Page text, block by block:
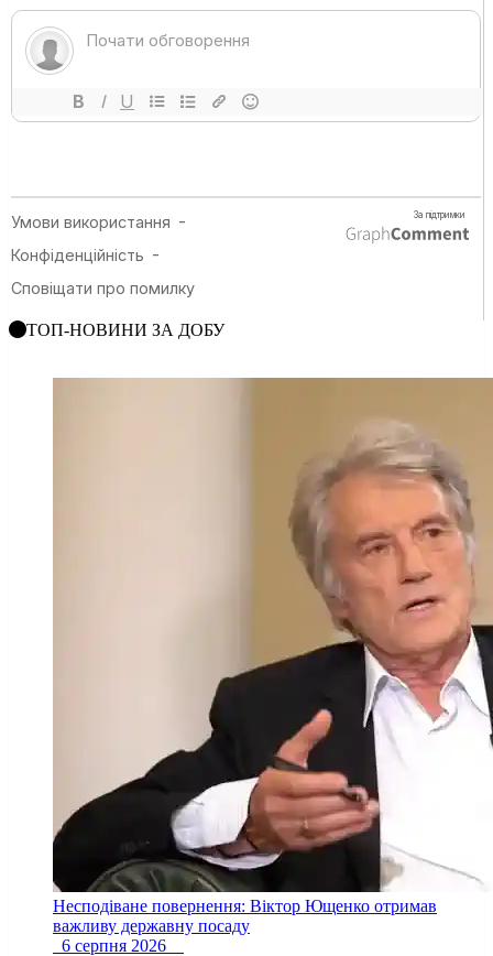
ТОП-НОВИНИ ЗА ДОБУ
Несподіване повернення: Віктор Ющенко отримав
важливу державну посаду
6 серпня 2026